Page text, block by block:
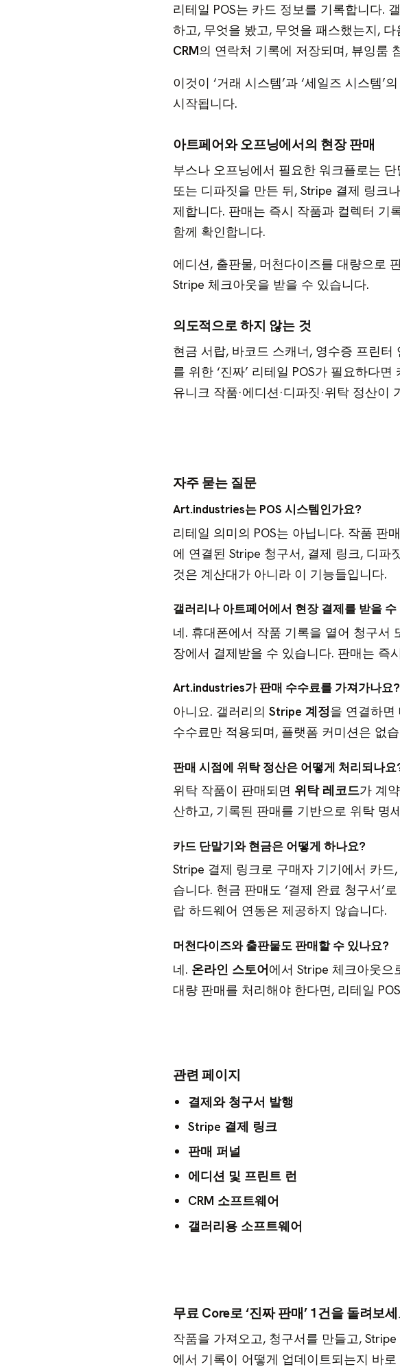
리테일 POS는 카드 정보를 기록합니다.
하고, 무엇을 봤고, 무엇을 패스했는지,
CRM의 연락처 기록에 저장되며, 뷰잉룸
이것이 ‘거래 시스템’과 ‘세일즈 시스템
시작됩니다.
아트페어와 오프닝에서의 현장 판매
부스나 오프닝에서 필요한 워크플로는
또는 디파짓을 만든 뒤, Stripe 결제 링크
제합니다. 판매는 즉시 작품과 컬렉터 기
함께 확인합니다.
에디션, 출판물, 머천다이즈를 대량으로
Stripe 체크아웃을 받을 수 있습니다.
의도적으로 하지 않는 것
현금 서랍, 바코드 스캐너, 영수증 프린
를 위한 ‘진짜’ 리테일 POS가 필요하다
유니크 작품·에디션·디파짓·위탁 정산
자주 묻는 질문
Art.industries는 POS 시스템인가요?
리테일 의미의 POS는 아닙니다. 작품 판
에 연결된 Stripe 청구서, 결제 링크, 디파
것은 계산대가 아니라 이 기능들입니다.
갤러리나 아트페어에서 현장 결제를 받을 수
네. 휴대폰에서 작품 기록을 열어 청구서
장에서 결제받을 수 있습니다. 판매는 즉
Art.industries가 판매 수수료를 가져가나요?
아니요. 갤러리의 Stripe 계정을 연결하면
수수료만 적용되며, 플랫폼 커미션은 없
판매 시점에 위탁 정산은 어떻게 처리되나요
위탁 작품이 판매되면 위탁 레코드가 계
산하고, 기록된 판매를 기반으로 위탁 명
카드 단말기와 현금은 어떻게 하나요?
Stripe 결제 링크로 구매자 기기에서 카
습니다. 현금 판매도 ‘결제 완료 청구서’
랍 하드웨어 연동은 제공하지 않습니다.
머천다이즈와 출판물도 판매할 수 있나요?
네. 온라인 스토어에서 Stripe 체크아웃으
대량 판매를 처리해야 한다면, 리테일
관련 페이지
결제와 청구서 발행
Stripe 결제 링크
판매 퍼널
에디션 및 프린트 런
CRM 소프트웨어
갤러리용 소프트웨어
무료 Core로 ‘진짜 판매’ 1건을 돌려보
작품을 가져오고, 청구서를 만들고,
에서 기록이 어떻게 업데이트되는지 바